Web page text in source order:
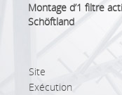
Montage d’1 filtre
Schöftland
Site
Exécution